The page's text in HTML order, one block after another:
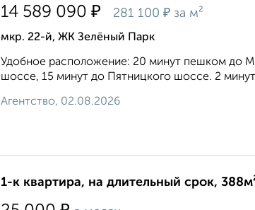
14 589 090 ₽ 281 100 ₽ за м²
мкр. 22-й, ЖК Зелёный Парк
Удобное расположение: 20 минут пешком до
шоссе, 15 минут до Пятницкого шоссе. 2
Агентство, 02.08.2026
1-к квартира, на длительный срок,